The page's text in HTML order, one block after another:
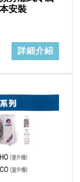
安裝
詳細介紹